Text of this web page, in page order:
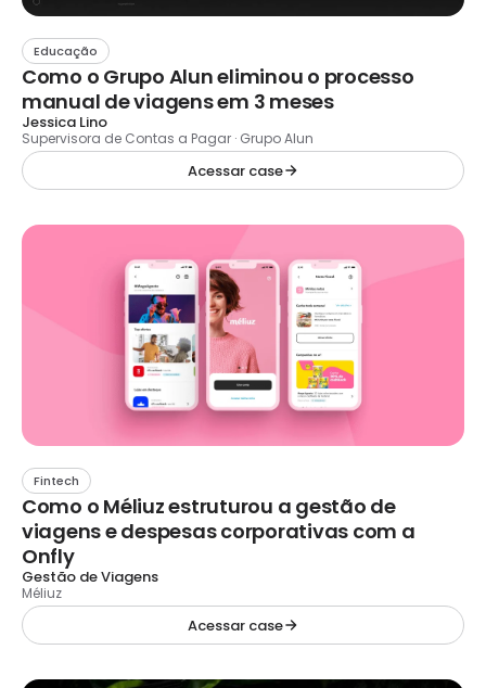
Educação
Como o Grupo Alun eliminou o processo
manual de viagens em 3 meses
Jessica Lino
Supervisora de Contas a Pagar · Grupo Alun
Acessar case
Fintech
Como o Méliuz estruturou a gestão de
viagens e despesas corporativas com a
Onfly
Gestão de Viagens
Méliuz
Acessar case